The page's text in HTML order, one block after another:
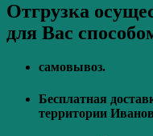
Отгрузка
для Вас
самовывоз.
Бесплатная
территории